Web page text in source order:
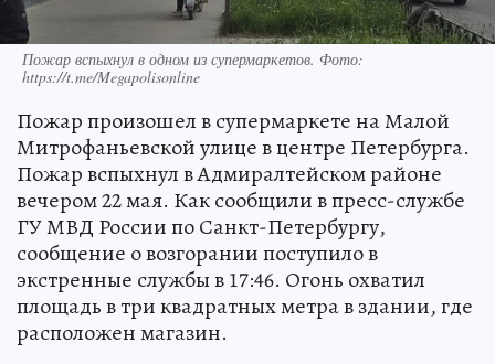
Пожар вспыхнул в одном из супермаркетов. Фото:
https://t.me/Megapolisonline
Пожар произошел в супермаркете на Малой
Митрофаньевской улице в центре Петербурга.
Пожар вспыхнул в Адмиралтейском районе
вечером 22 мая. Как сообщили в пресс-службе
ГУ МВД России по Санкт-Петербургу,
сообщение о возгорании поступило в
экстренные службы в 17:46. Огонь охватил
площадь в три квадратных метра в здании, где
расположен магазин.